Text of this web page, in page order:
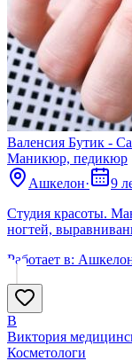
Валенсия Бутик -
Маникюр, педикюр
Ашкелон·
9
Студия красоты.
ногтей,
Работает в:
В
Виктория
Косметологи